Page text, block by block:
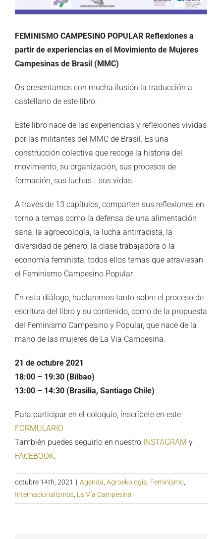
FEMINISMO CAMPESINO POPULAR Reflexiones a
partir de experiencias en el Movimiento de Mujeres
Campesinas de Brasil (MMC)
Os presentamos con mucha ilusión la traducción a
castellano de este libro.
Este libro nace de las experiencias y reflexiones vividas
por las militantes del MMC de Brasil. Es una
construcción colectiva que recoge la historia del
movimiento, su organización, sus procesos de
formación, sus luchas… sus vidas.
A través de 13 capítulos, comparten sus reflexiones en
torno a temas como la defensa de una alimentación
sana, la agroecología, la lucha antirracista, la
diversidad de género, la clase trabajadora o la
economía feminista; todos ellos temas que atraviesan
el Feminismo Campesino Popular.
En esta diálogo, hablaremos tanto sobre el proceso de
escritura del libro y su contenido, como de la propuesta
del Feminismo Campesino y Popular, que nace de la
mano de las mujeres de La Via Campesina.
21 de octubre 2021
18:00 – 19:30 (Bilbao)
13:00 – 14:30 (Brasilia, Santiago Chile)
Para participar en el coloquio, inscríbete en este
FORMULARIO
También puedes seguirlo en nuestro INSTAGRAM y
FACEBOOK.
octubre 14th, 2021 | Agenda, Agroekologia, Feminismo,
Internacionalismos, La Vía Campesina